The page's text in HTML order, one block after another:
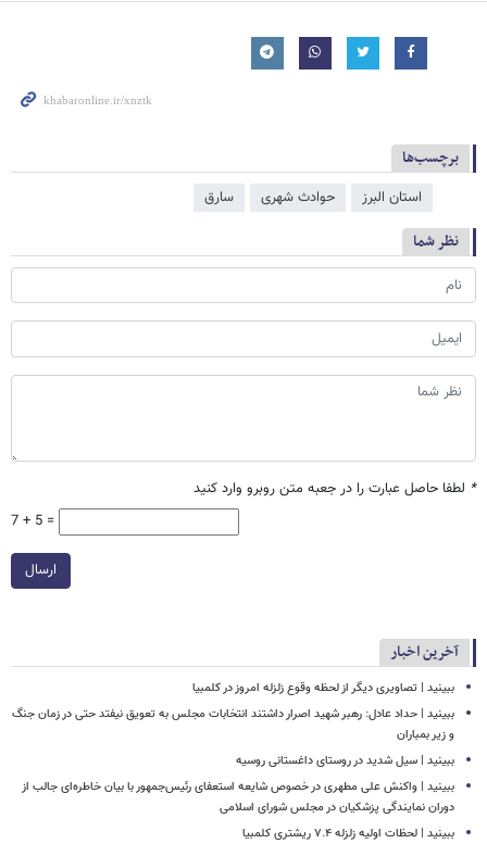
برچسب‌ها
استان البرز حوادث شهری سارق
نظر شما
* لطفا حاصل عبارت را در جعبه متن روبرو وارد کنید
7 + 5 =
ارسال
آخرین اخبار
ببینید | تصاویری دیگر از لحظه وقوع زلزله امروز در کلمبیا
ببینید | حداد عادل: رهبر شهید اصرار داشتند انتخابات مجلس به تعویق نیفتد حتی در زمان جنگ
و زیر بمباران
ببینید | سیل شدید در روستای داغستانی روسیه
ببینید | واکنش علی مطهری در خصوص شایعه استعفای رئیس‌جمهور با بیان خاطره‌ای جالب از
دوران نمایندگی پزشکیان در مجلس شورای اسلامی
ببینید | لحظات اولیه زلزله ۷.۴ ریشتری کلمبیا